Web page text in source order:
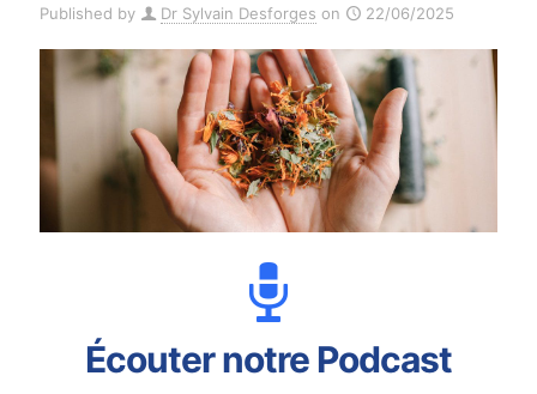
Published by Dr Sylvain Desforges on 22/06/2025
Écouter notre Podcast